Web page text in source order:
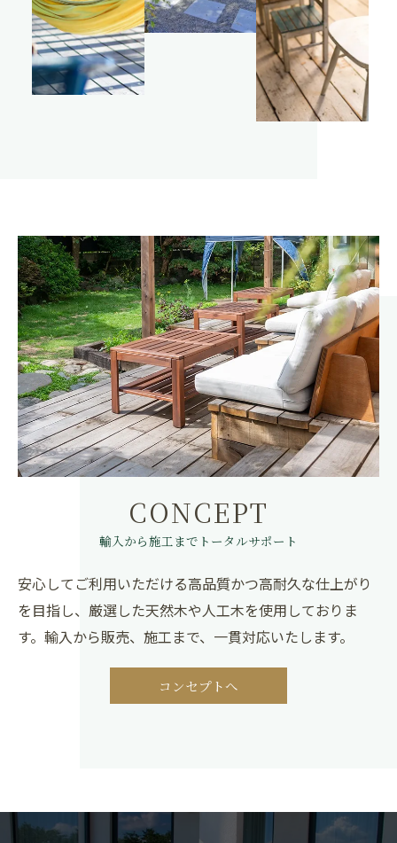
CONCEPT
輸入から施工までトータルサポート
安心してご利用いただける高品質かつ高耐久な仕上がり
を目指し、厳選した天然木や人工木を使用しておりま
す。輸入から販売、施工まで、一貫対応いたします。
コンセプトへ